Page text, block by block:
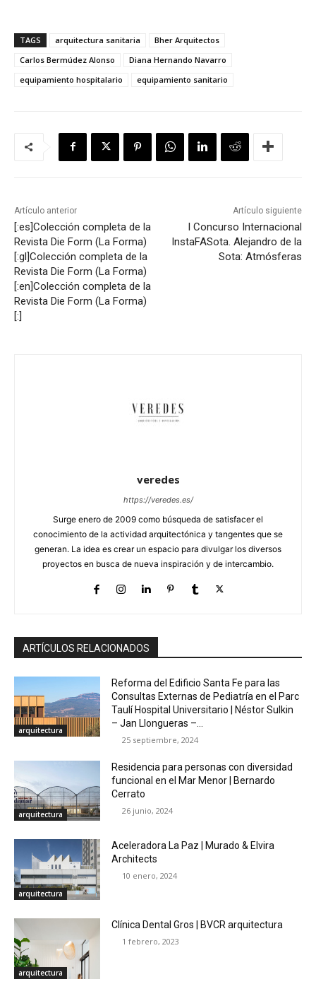
TAGS arquitectura sanitaria
Bher Arquitectos
Carlos Bermúdez Alonso
Diana Hernando Navarro
equipamiento hospitalario
equipamiento sanitario
Artículo anterior
[:es]Colección completa de la
Revista Die Form (La Forma)
[:gl]Colección completa de la
Revista Die Form (La Forma)
[:en]Colección completa de la
Revista Die Form (La Forma)
[:]
Artículo siguiente
I Concurso Internacional
InstaFASota. Alejandro de la
Sota: Atmósferas
veredes
https://veredes.es/
Surge enero de 2009 como búsqueda de satisfacer el
conocimiento de la actividad arquitectónica y tangentes que se
generan. La idea es crear un espacio para divulgar los diversos
proyectos en busca de nueva inspiración y de intercambio.
ARTÍCULOS RELACIONADOS
arquitectura
Reforma del Edificio Santa Fe para las
Consultas Externas de Pediatría en el Parc
Taulí Hospital Universitario | Néstor Sulkin
– Jan Llongueras –...
25 septiembre, 2024
arquitectura
Residencia para personas con diversidad
funcional en el Mar Menor | Bernardo
Cerrato
26 junio, 2024
arquitectura
Aceleradora La Paz | Murado & Elvira
Architects
10 enero, 2024
arquitectura
Clínica Dental Gros | BVCR arquitectura​
1 febrero, 2023